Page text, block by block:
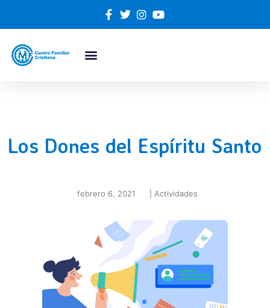
Los Dones del Espíritu Santo
febrero 6, 2021 Actividades